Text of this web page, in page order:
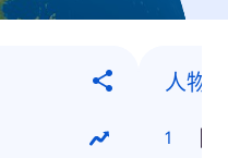
人物
陳